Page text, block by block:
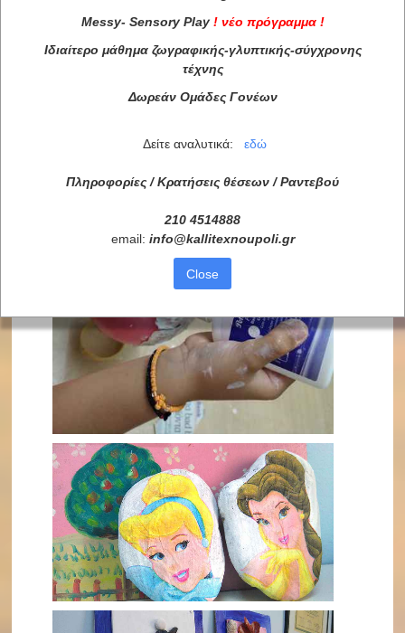
Messy- Sensory Play ! νέο πρόγραμμα !
Ιδιαίτερο μάθημα ζωγραφικής-γλυπτικής-σύγχρονης
τέχνης
Δωρεάν Ομάδες Γονέων
Δείτε αναλυτικά: εδώ
Πληροφορίες / Κρατήσεις θέσεων / Ραντεβού
210 4514888
email: info@kallitexnoupoli.gr
Close